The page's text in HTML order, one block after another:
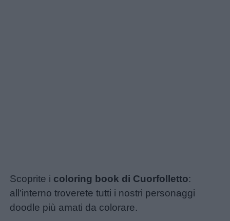
Link
utili
Scoprite i coloring book di Cuorfolletto:
all’interno troverete tutti i nostri personaggi
doodle più amati da colorare.